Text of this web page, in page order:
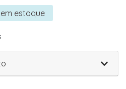
estoque